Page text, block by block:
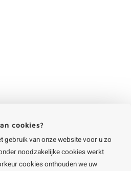
cookies?
gebruik van onze website voor u zo
noodzakelijke cookies werkt
cookies onthouden we uw